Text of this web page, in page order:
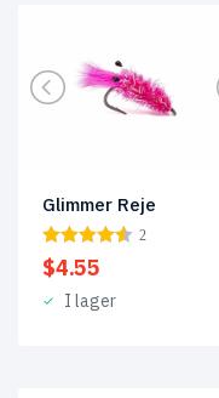
Glimmer Reje
2
$4.55
I lager